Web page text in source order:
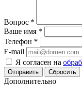
Вопрос *
Ваше имя *
Телефон *
E-mail
Я согласен на
Сбросить
Дополнительно